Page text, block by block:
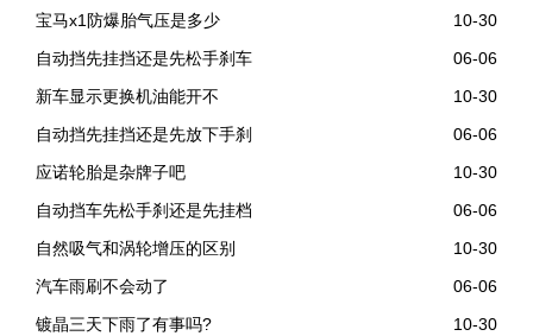
宝马x1防爆胎气压是多少
10-30
自动挡先挂挡还是先松手刹车
06-06
新车显示更换机油能开不
10-30
自动挡先挂挡还是先放下手刹
06-06
应诺轮胎是杂牌子吧
10-30
自动挡车先松手刹还是先挂档
06-06
自然吸气和涡轮增压的区别
10-30
汽车雨刷不会动了
06-06
镀晶三天下雨了有事吗?
10-30